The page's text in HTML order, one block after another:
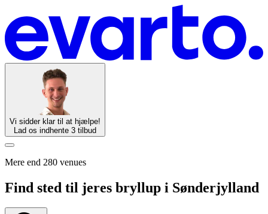
Vi sidder klar til at hjælpe!
Lad os indhente 3 tilbud
Mere end 280 venues
Find sted til jeres bryllup i Sønderjylland